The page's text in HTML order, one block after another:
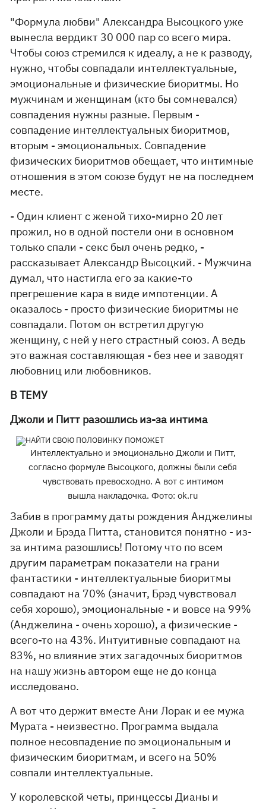
"Формула любви" Александра Высоцкого уже
вынесла вердикт 30 000 пар со всего мира.
Чтобы союз стремился к идеалу, а не к разводу,
нужно, чтобы совпадали интеллектуальные,
эмоциональные и физические биоритмы. Но
мужчинам и женщинам (кто бы сомневался)
совпадения нужны разные. Первым -
совпадение интеллектуальных биоритмов,
вторым - эмоциональных. Совпадение
физических биоритмов обещает, что интимные
отношения в этом союзе будут не на последнем
месте.
- Один клиент с женой тихо-мирно 20 лет
прожил, но в одной постели они в основном
только спали - секс был очень редко, -
рассказывает Александр Высоцкий. - Мужчина
думал, что настигла его за какие-то
прегрешение кара в виде импотенции. А
оказалось - просто физические биоритмы не
совпадали. Потом он встретил другую
женщину, с ней у него страстный союз. А ведь
это важная составляющая - без нее и заводят
любовниц или любовников.
В ТЕМУ
Джоли и Питт разошлись из-за интима
Интеллектуально и эмоционально Джоли и Питт,
согласно формуле Высоцкого, должны были себя
чувствовать превосходно. А вот с интимом
вышла накладочка. Фото: ok.ru
Забив в программу даты рождения Анджелины
Джоли и Брэда Питта, становится понятно - из-
за интима разошлись! Потому что по всем
другим параметрам показатели на грани
фантастики - интеллектуальные биоритмы
совпадают на 70% (значит, Брэд чувствовал
себя хорошо), эмоциональные - и вовсе на 99%
(Анджелина - очень хорошо), а физические -
всего-то на 43%. Интуитивные совпадают на
83%, но влияние этих загадочных биоритмов
на нашу жизнь автором еще не до конца
исследовано.
А вот что держит вместе Ани Лорак и ее мужа
Мурата - неизвестно. Программа выдала
полное несовпадение по эмоциональным и
физическим биоритмам, и всего на 50%
совпали интеллектуальные.
У королевской четы, принцессы Дианы и